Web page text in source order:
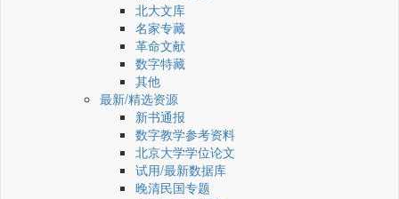
北大文库
名家专藏
革命文献
数字特藏
其他
最新/精选资源
新书通报
数字教学参考资料
北京大学学位论文
试用/最新数据库
晚清民国专题